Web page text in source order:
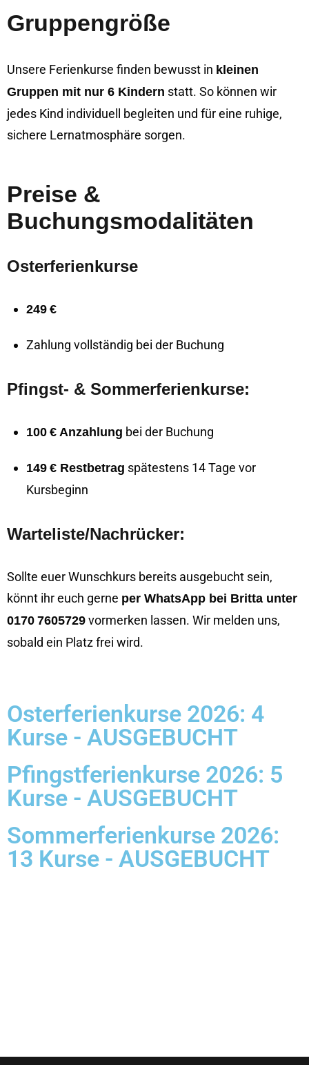
Gruppengröße
Unsere Ferienkurse finden bewusst in kleinen
Gruppen mit nur 6 Kindern statt. So können wir
jedes Kind individuell begleiten und für eine ruhige,
sichere Lernatmosphäre sorgen.
Preise &
Buchungsmodalitäten
Osterferienkurse
249 €
Zahlung vollständig bei der Buchung
Pfingst- & Sommerferienkurse:
100 € Anzahlung bei der Buchung
149 € Restbetrag spätestens 14 Tage vor
Kursbeginn
Warteliste/Nachrücker:
Sollte euer Wunschkurs bereits ausgebucht sein,
könnt ihr euch gerne per WhatsApp bei Britta unter
0170 7605729 vormerken lassen. Wir melden uns,
sobald ein Platz frei wird.
Osterferienkurse 2026: 4
Kurse - AUSGEBUCHT
Pfingstferienkurse 2026: 5
Kurse - AUSGEBUCHT
Sommerferienkurse 2026:
13 Kurse - AUSGEBUCHT